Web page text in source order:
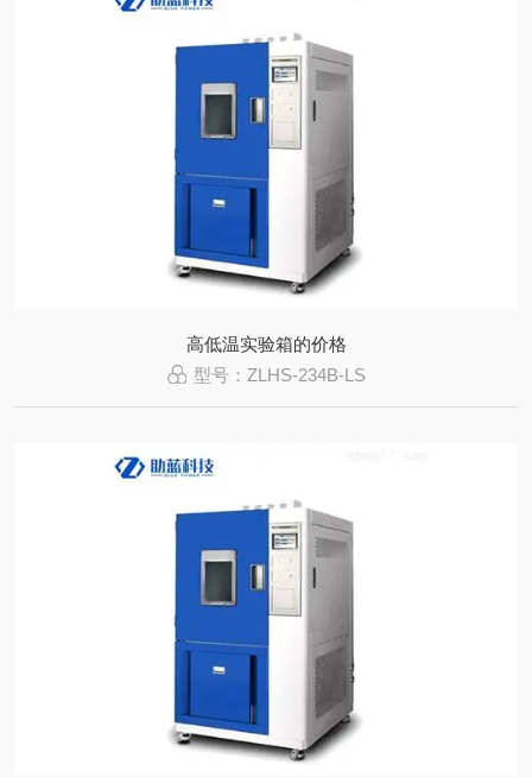
高低温实验箱的价格
型号：ZLHS-234B-LS